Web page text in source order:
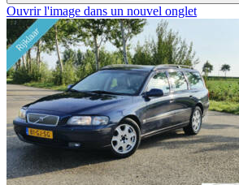
Ouvrir l'image dans un nouvel onglet